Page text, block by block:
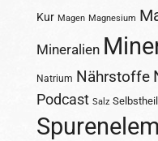
Kur Magen Magnesium
Mineralien
Natrium Nährstoffe
Podcast Salz